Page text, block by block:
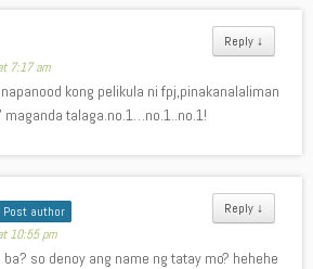
Reply ↓
7:17 am
kong pelikula ni fpj,pinakanalaliman
maganda talaga.no.1…no.1..no.1!
Reply ↓
Post author
10:55 pm
so denoy ang name ng tatay mo? hehehe